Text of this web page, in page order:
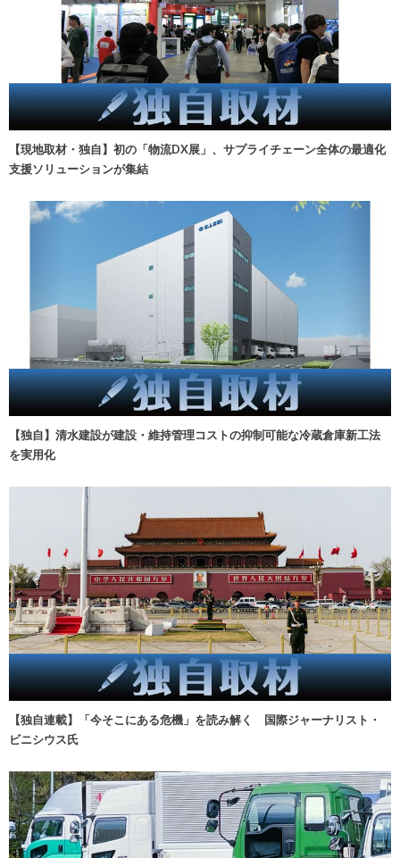
【現地取材・独自】初の「物流DX展」、サプライチェーン全体の最適化
支援ソリューションが集結
【独自】清水建設が建設・維持管理コストの抑制可能な冷蔵倉庫新工法
を実用化
【独自連載】「今そこにある危機」を読み解く 国際ジャーナリスト・
ビニシウス氏